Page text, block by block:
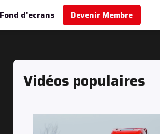
Fond d'ecrans Devenir Membre
Vidéos populaires